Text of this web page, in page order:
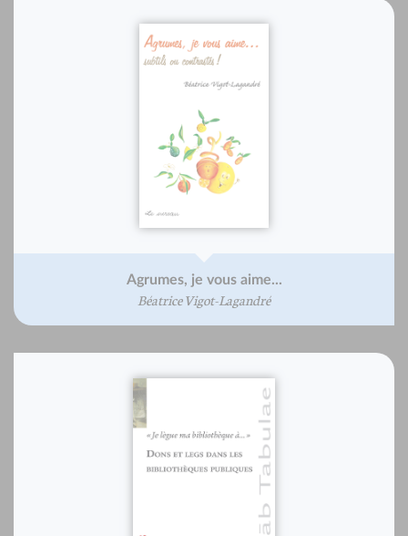
Agrumes, je vous aime...
Béatrice Vigot-Lagandré